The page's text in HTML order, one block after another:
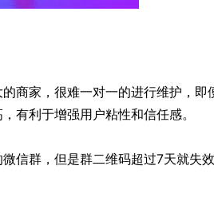
商家，很难一对一的进行维护，即
有利于增强用户粘性和信任感。
信群，但是群二维码超过7天就失